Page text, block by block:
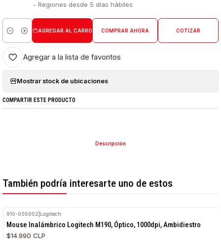
- Regiones desde 5 días hábiles
Cantidad
AGREGAR AL CARRO COMPRAR AHORA COTIZAR
Agregar a la lista de favoritos
Mostrar stock de ubicaciones
COMPARTIR ESTE PRODUCTO
Descripción
También podría interesarte uno de estos
910-005902 Logitech
Mouse Inalámbrico Logitech M190, Óptico, 1000dpi, Ambidiestro
$14.990 CLP